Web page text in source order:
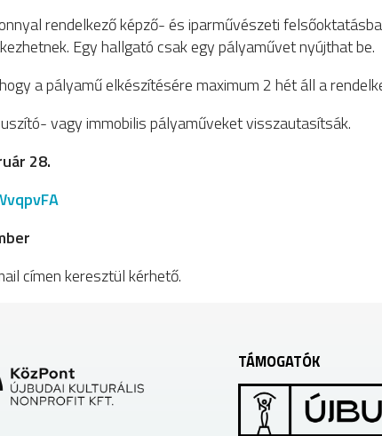
rendelkező képző- és iparművészeti
Egy hallgató csak egy pályaművet nyújthat be.
a pályamű elkészítésére maximum 2 hét áll a
vagy immobilis pályaműveket visszautasítsák.
28.
címen keresztül kérhető.
TÁMOGATÓK